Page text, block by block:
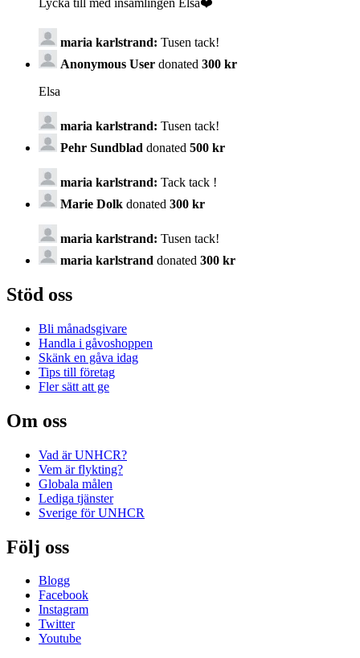
Lycka till med insamlingen Elsa❤️
maria karlstrand: Tusen tack!
Anonymous User donated 300 kr
Elsa
maria karlstrand: Tusen tack!
Pehr Sundblad donated 500 kr
maria karlstrand: Tack tack !
Marie Dolk donated 300 kr
maria karlstrand: Tusen tack!
maria karlstrand donated 300 kr
Stöd oss
Bli månadsgivare
Handla i gåvoshoppen
Skänk en gåva idag
Tips till företag
Fler sätt att ge
Om oss
Vad är UNHCR?
Vem är flykting?
Globala målen
Lediga tjänster
Sverige för UNHCR
Följ oss
Blogg
Facebook
Instagram
Twitter
Youtube